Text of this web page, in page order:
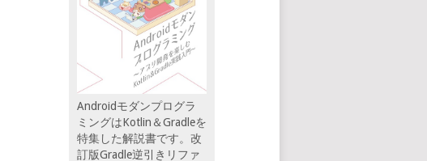
Androidモダンプログラ
ミングはKotlin＆Gradleを
特集した解説書です。改
訂版Gradle逆引きリファ